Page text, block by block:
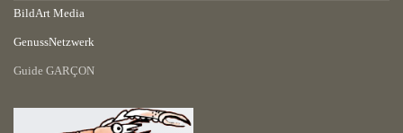
BildArt Media
GenussNetzwerk
Guide GARÇON